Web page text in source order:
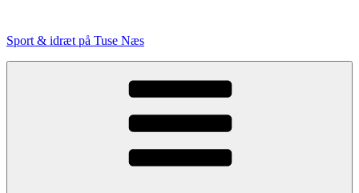
indhold
Sport & idræt på Tuse Næs